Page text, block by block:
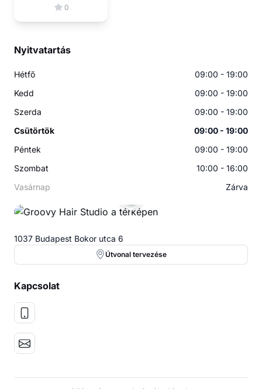
0
Nyitvatartás
Hétfő
09:00 - 19:00
Kedd
09:00 - 19:00
Szerda
09:00 - 19:00
Csütörtök
09:00 - 19:00
Péntek
09:00 - 19:00
Szombat
10:00 - 16:00
Vasárnap
Zárva
1037 Budapest Bokor utca 6
Útvonal tervezése
Kapcsolat